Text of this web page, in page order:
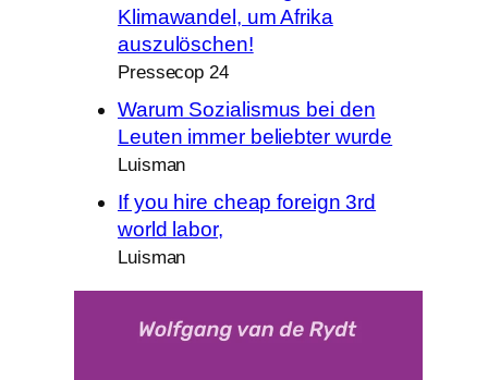
Klimawandel, um Afrika
auszulöschen!
Pressecop 24
Warum Sozialismus bei den
Leuten immer beliebter wurde
Luisman
If you hire cheap foreign 3rd
world labor,
Luisman